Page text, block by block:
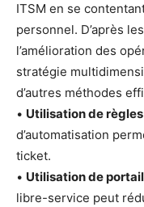
ITSM en se
personnel. D’après
l’amélioration des
stratégie
d’autres méthodes
• Utilisation de
d’automatisation
ticket.
• Utilisation de
libre-service peut